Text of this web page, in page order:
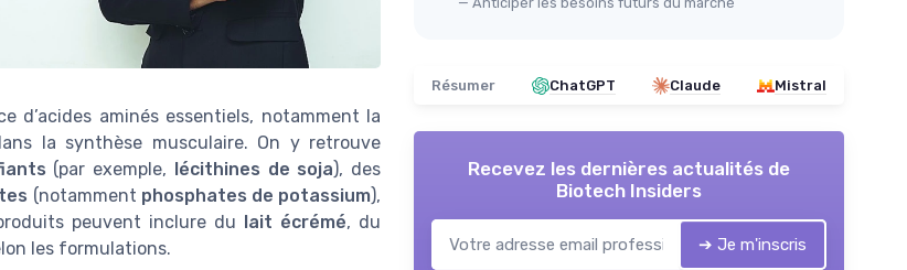
d’acides aminés essentiels, notamment la
la synthèse musculaire. On y retrouve
(par exemple, lécithines de soja), des
(notamment phosphates de potassium),
peuvent inclure du lait écrémé, du
les formulations.
Résumer ChatGPT Claude Mistral
Recevez les dernières actualités de
Biotech Insiders
➔ Je m'inscris